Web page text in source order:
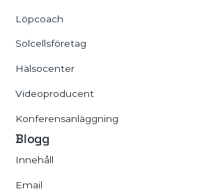
Löpcoach
Solcellsföretag
Hälsocenter
Videoproducent
Konferensanläggning
Blogg
Innehåll
Email